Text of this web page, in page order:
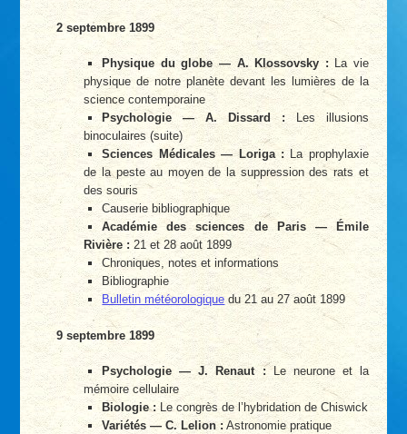
2 septembre 1899
Physique du globe — A. Klossovsky :La vie
physique de notre planète devant les lumières de la
science contemporaine
Psychologie — A. Dissard :Les illusions
binoculaires (suite)
Sciences Médicales — Loriga :La prophylaxie
de la peste au moyen de la suppression des rats et
des souris
Causerie bibliographique
Académie des sciences de Paris — Émile
Rivière : 21 et 28 août 1899
Chroniques, notes et informations
Bibliographie
Bulletin météorologique du 21 au 27 août 1899
9 septembre 1899
Psychologie — J. Renaut :Le neurone et la
mémoire cellulaire
Biologie : Le congrès de l’hybridation de Chiswick
Variétés — C. Lelion : Astronomie pratique